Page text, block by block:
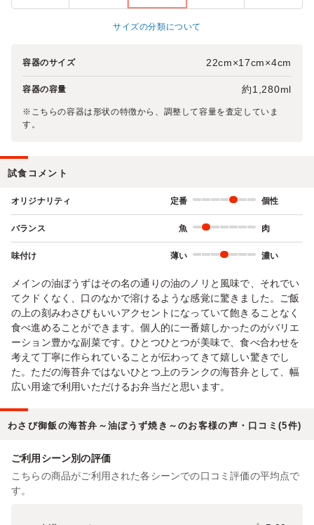
サイズの分類について
容器のサイズ 22cm×17cm×4cm
容器の容量 約1,280ml
※こちらの容器は形状の特徴から、調整して容量を査定していま
す。
試食コメント
オリジナリティ 定番 個性
バランス 魚 肉
味付け 薄い 濃い
メインの油ぼうずはその名の通りの油のノリと風味で、それでい
てクドくなく、口のなかで溶けるような感覚に驚きました。ご飯
の上の刻みわさびもいいアクセントになっていて飽きることなく
食べ進めることができます。個人的に一番嬉しかったのがバリエ
ーション豊かな副菜です。ひとつひとつが美味で、食べ合わせを
考えて丁寧に作られていることが伝わってきて嬉しい驚きでし
た。ただの海苔弁ではないひとつ上のランクの海苔弁として、幅
広い用途で利用いただけるお弁当だと思います。
わさび御飯の海苔弁～油ぼうず焼き～のお客様の声・口コミ(5件)
ご利用シーン別の評価
こちらの商品がご利用された各シーンでの口コミ評価の平均点で
す。